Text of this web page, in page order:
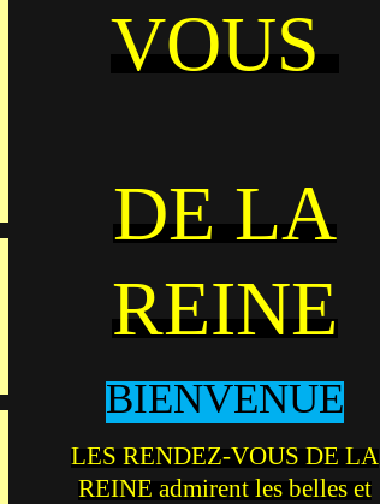
VOUS
DE LA
REINE
BIENVENUE
LES RENDEZ-VOUS DE LA
REINE admirent les belles et